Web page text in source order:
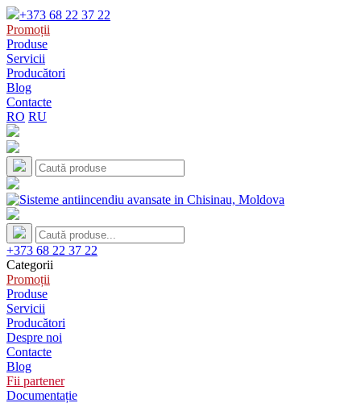
+373 68 22 37 22
Promoții
Produse
Servicii
Producători
Blog
Contacte
RO RU
+373 68 22 37 22
Categorii
Promoții
Produse
Servicii
Producători
Despre noi
Contacte
Blog
Fii partener
Documentație